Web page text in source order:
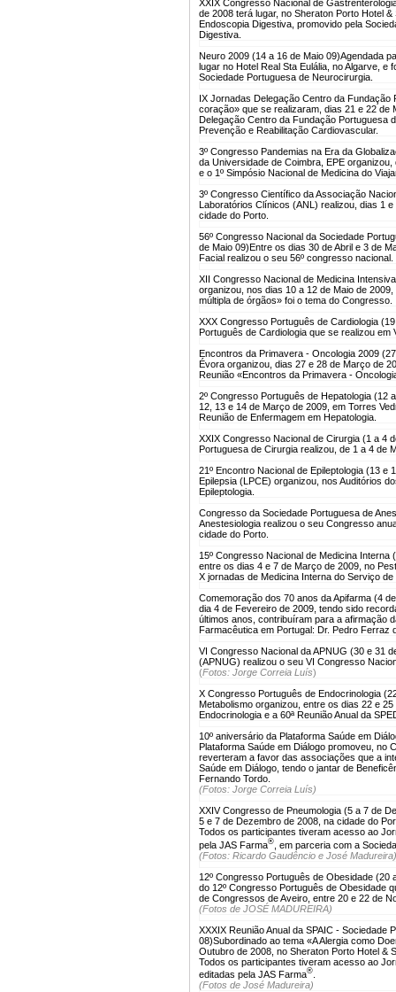
XXIX Congresso Nacional de
de 2008 terá lugar, no Sheraton Porto Hotel
Endoscopia Digestiva, promovido pela
Digestiva.
Neuro 2009 (14 a 16 de Maio 09)Agendada
lugar no Hotel Real Sta Eulália, no Algarve, e
Sociedade Portuguesa de Neurocirurgia.
IX Jornadas Delegação Centro da Fundação
coração» que se realizaram, dias 21 e 22 de
Delegação Centro da Fundação Portuguesa
Prevenção e Reabilitação Cardiovascular.
3º Congresso Pandemias na Era da
da Universidade de Coimbra, EPE
e o 1º Simpósio Nacional de Medicina do
3º Congresso Científico da Associação
Laboratórios Clínicos (ANL) realizou, dias 1
cidade do Porto.
56º Congresso Nacional da Sociedade
de Maio 09)Entre os dias 30 de Abril e 3 de
Facial realizou o seu 56º congresso nacional.
XII Congresso Nacional de Medicina
organizou, nos dias 10 a 12 de Maio de
múltipla de órgãos» foi o tema do Congresso.
XXX Congresso Português de Cardiologia
Português de Cardiologia que se realizou em
Encontros da Primavera - Oncologia 2009
Évora organizou, dias 27 e 28 de Março de
Reunião «Encontros da Primavera -
2º Congresso Português de Hepatologia (12
12, 13 e 14 de Março de 2009, em Torres
Reunião de Enfermagem em Hepatologia.
XXIX Congresso Nacional de Cirurgia (1 a 4
Portuguesa de Cirurgia realizou, de 1 a 4 de
21º Encontro Nacional de Epileptologia (13 e
Epilepsia (LPCE) organizou, nos Auditórios
Epileptologia.
Congresso da Sociedade Portuguesa de
Anestesiologia realizou o seu Congresso
cidade do Porto.
15º Congresso Nacional de Medicina Interna
entre os dias 4 e 7 de Março de 2009, no
X jornadas de Medicina Interna do Serviço
Comemoração dos 70 anos da Apifarma (4
dia 4 de Fevereiro de 2009, tendo sido
últimos anos, contribuíram para a afirmação
Farmacêutica em Portugal: Dr. Pedro
VI Congresso Nacional da APNUG (30 e 31
(APNUG) realizou o seu VI Congresso
(Fotos: Jorge Correia Luís)
X Congresso Português de Endocrinologia
Metabolismo organizou, entre os dias 22 e
Endocrinologia e a 60ª Reunião Anual da
10º aniversário da Plataforma Saúde em
Plataforma Saúde em Diálogo promoveu, no
reverteram a favor das associações que a
Saúde em Diálogo, tendo o jantar de
Fernando Tordo.
(Fotos: Jorge Correia Luís)
XXIV Congresso de Pneumologia (5 a 7 de
5 e 7 de Dezembro de 2008, na cidade do
Todos os participantes tiveram acesso ao
pela JAS Farma® , em parceria com a
(Fotos: Ricardo Gaudêncio e José Madureira)
12º Congresso Português de Obesidade (20
do 12º Congresso Português de Obesidade
de Congressos de Aveiro, entre 20 e 22 de
(Fotos de JOSÉ MADUREIRA)
XXXIX Reunião Anual da SPAIC - Sociedade
08)Subordinado ao tema «A Alergia como
Outubro de 2008, no Sheraton Porto Hotel &
Todos os participantes tiveram acesso ao
editadas pela JAS Farma®.
(Fotos de José Madureira)